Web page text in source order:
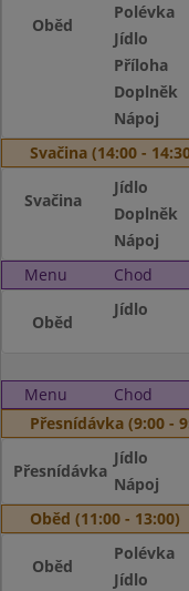
Oběd
Polévka
Jídlo
Příloha
Doplněk
Nápoj
Svačina (14:00 -
Svačina
Jídlo
Doplněk
Nápoj
Menu
Chod
Oběd
Jídlo
Menu Chod
Přesnídávka (9:00 -
Přesnídávka
Jídlo
Nápoj
Oběd (11:00 - 13:00)
Oběd
Polévka
Jídlo